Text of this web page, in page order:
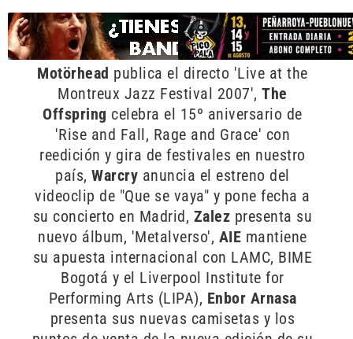
Motörhead publica el directo 'Live at the
Montreux Jazz Festival 2007',The
Offspring celebra el 15º aniversario de
'Rise and Fall, Rage and Grace' con
reedición y gira de festivales en nuestro
país,Warcry anuncia el estreno del
videoclip de "Que se vaya" y pone fecha a
su concierto en Madrid, Zalez presenta su
nuevo álbum, 'Metalverso', AIE mantiene
su apuesta internacional con LAMC, BIME
Bogotá y el Liverpool Institute for
Performing Arts (LIPA), Enbor Arnasa
presenta sus nuevas camisetas y los